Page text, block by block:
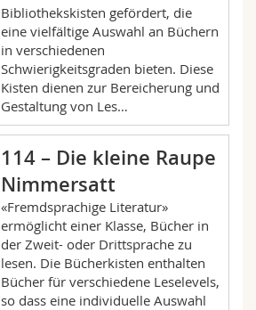
Bibliothekskisten gefördert, die
eine vielfältige Auswahl an Büchern
in verschiedenen
Schwierigkeitsgraden bieten. Diese
Kisten dienen zur Bereicherung und
Gestaltung von Les…
114 – Die kleine Raupe
Nimmersatt
«Fremdsprachige Literatur»
ermöglicht einer Klasse, Bücher in
der Zweit- oder Drittsprache zu
lesen. Die Bücherkisten enthalten
Bücher für verschiedene Leselevels,
so dass eine individuelle Auswahl